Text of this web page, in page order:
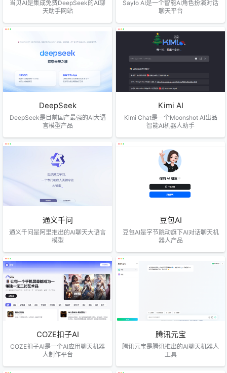
当贝AI是集成免费DeepSeek的AI聊
天助手网站
Saylo AI是一个智能AI角色扮演对话
聊天平台
DeepSeek
DeepSeek是目前国产最强的AI大语
言模型产品
Kimi AI
Kimi Chat是一个Moonshot AI出品
智能AI机器人助手
通义千问
通义千问是阿里推出的AI聊天大语言
模型
豆包AI
豆包AI是字节跳动旗下AI对话聊天机
器人产品
COZE扣子AI
COZE扣子AI是一个AI应用聊天机器
人制作平台
腾讯元宝
腾讯元宝是腾讯推出的AI聊天机器人
工具